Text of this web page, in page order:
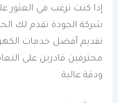
إذا كنت ترغب في العثور
شركة الجودة تقدم لك
تقديم أفضل خدمات
محترفين قادرين على
ودقة عالية.